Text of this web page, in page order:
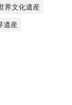
界文化遺産
遺産